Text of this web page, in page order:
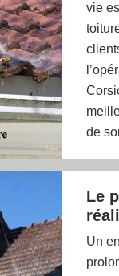
vie
de
Le
Un